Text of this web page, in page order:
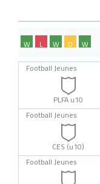
W
D
W
L
W
Football Jeunes
PLFA u10
Football Jeunes
CES (u10)
Football Jeunes